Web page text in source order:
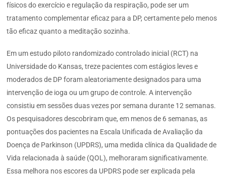
físicos do exercício e regulação da respiração, pode ser um
tratamento complementar eficaz para a DP, certamente pelo menos
tão eficaz quanto a meditação sozinha.
Em um estudo piloto randomizado controlado inicial (RCT) na
Universidade do Kansas, treze pacientes com estágios leves e
moderados de DP foram aleatoriamente designados para uma
intervenção de ioga ou um grupo de controle. A intervenção
consistiu em sessões duas vezes por semana durante 12 semanas.
Os pesquisadores descobriram que, em menos de 6 semanas, as
pontuações dos pacientes na Escala Unificada de Avaliação da
Doença de Parkinson (UPDRS), uma medida clínica da Qualidade de
Vida relacionada à saúde (QOL), melhoraram significativamente.
Essa melhora nos escores da UPDRS pode ser explicada pela